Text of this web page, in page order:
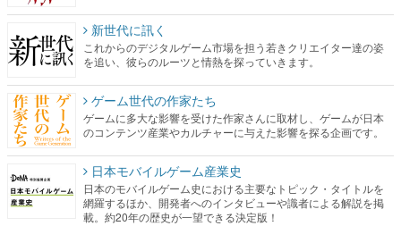
新世代に訊く
これからのデジタルゲーム市場を担う若きクリエイター達の姿
を追い、彼らのルーツと情熱を探っていきます。
ゲーム世代の作家たち
ゲームに多大な影響を受けた作家さんに取材し、ゲームが日本
のコンテンツ産業やカルチャーに与えた影響を探る企画です。
日本モバイルゲーム産業史
日本のモバイルゲーム史における主要なトピック・タイトルを
網羅するほか、開発者へのインタビューや識者による解説を掲
載。約20年の歴史が一望できる決定版！